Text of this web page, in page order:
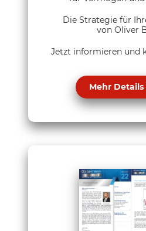
Die Strategie für
von Oliver
Jetzt informieren und
Mehr